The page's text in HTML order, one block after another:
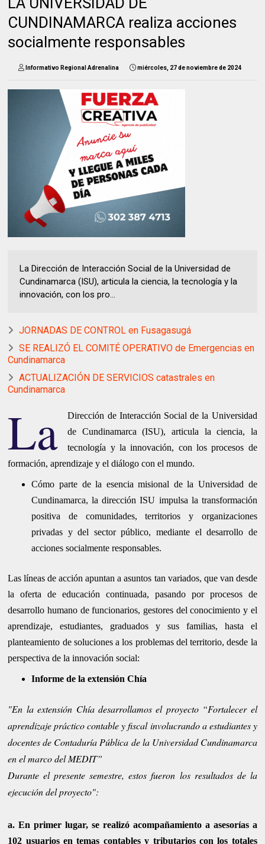
CUNDINAMARCA realiza acciones
socialmente responsables
Informativo Regional Adrenalina miércoles, 27 de noviembre de 2024
La Dirección de Interacción Social de la Universidad de
Cundinamarca (ISU), articula la ciencia, la tecnología y la
innovación, con los pro...
JORNADAS DE CONTROL en Fusagasugá
SE REALIZÓ EL COMITÉ OPERATIVO de Emergencias en
Cundinamarca
ACTUALIZACIÓN DE SERVICIOS catastrales en
Cundinamarca
La
Dirección de Interacción Social de la Universidad
de Cundinamarca (ISU), articula la ciencia, la
tecnología y la innovación, con los procesos de
formación, aprendizaje y el diálogo con el mundo.
Cómo parte de la esencia misional de la Universidad de
Cundinamarca, la dirección ISU impulsa la transformación
positiva de comunidades, territorios y organizaciones
privadas y del sector público, mediante el desarrollo de
acciones socialmente responsables.
Las líneas de acción apuntan a asuntos tan variados, que van desde
la oferta de educación continuada, pasando por procesos de
desarrollo humano de funcionarios, gestores del conocimiento y el
aprendizaje, estudiantes, graduados y sus familias, hasta el
planteamiento de soluciones a los problemas del territorio, desde la
perspectiva de la innovación social:
Informe de la extensión Chía
"En la extensión Chía desarrollamos el proyecto “Fortalecer el
aprendizaje práctico contable y fiscal involucrando a estudiantes y
docentes de Contaduría Pública de la Universidad Cundinamarca
en el marco del MEDIT”
Durante el presente semestre, estos fueron los resultados de la
ejecución del proyecto":
a. En primer lugar, se realizó acompañamiento a asesorías a
102 usuarios en temas contables y tributarios con los totales